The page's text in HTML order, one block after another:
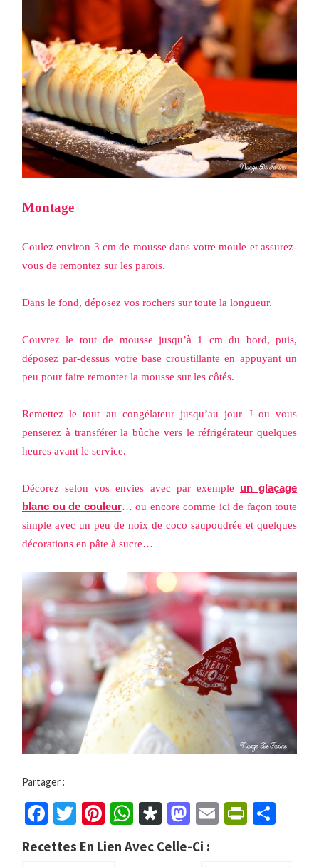
Montage
Coulez environ 3 cm de mousse dans votre moule et assurez-
vous de remontez sur les parois.
Dans le fond, déposez vos rochers sur toute la longueur.
Couvrez le tout de mousse jusqu’à 1 cm du bord, puis,
déposez par-dessus votre base croustillante en appuyant un
peu pour faire remonter la mousse sur les côtés.
Remettez le tout au congélateur jusqu’au jour J ou vous
penserez à transférer la bûche vers le réfrigérateur quelques
heures avant le service.
Décorez selon vos envies avec par exemple un glaçage
blanc ou de couleur… ou encore comme ici de façon toute
simple avec un peu de noix de coco saupoudrée et quelques
décorations en pâte à sucre…
Partager :
Facebook
Twitter
Pinterest
WhatsApp
Diaspora
Mastodon
Email
Recettes En Lien Avec Celle-Ci :